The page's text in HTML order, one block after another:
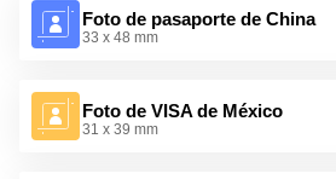
Foto de pasaporte de China
33 x 48 mm
Foto de VISA de México
31 x 39 mm